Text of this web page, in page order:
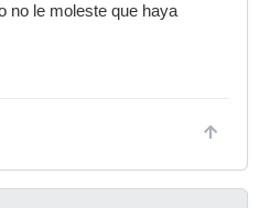
no le moleste que haya